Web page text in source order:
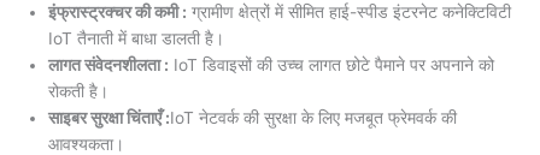
इंफ्रास्ट्रक्चर की कमी : ग्रामीण क्षेत्रों में सीमित हाई-स्पीड इंटरनेट कनेक्टिविटी
IoT तैनाती में बाधा डालती है।
लागत संवेदनशीलता : IoT डिवाइसों की उच्च लागत छोटे पैमाने पर अपनाने को
रोकती है।
साइबर सुरक्षा चिंताएँ :IoT नेटवर्क की सुरक्षा के लिए मजबूत फ्रेमवर्क की
आवश्यकता।